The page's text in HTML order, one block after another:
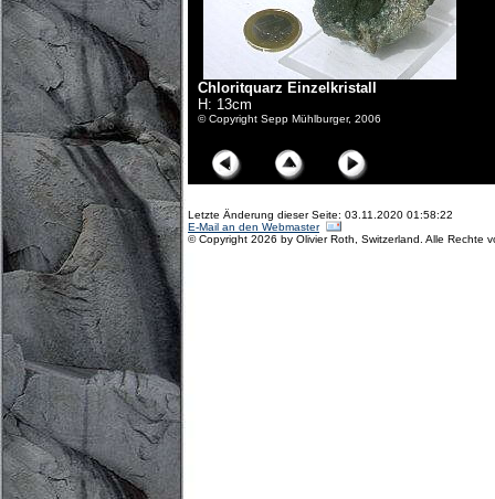
Chloritquarz Einzelkristall
H: 13cm
© Copyright Sepp Mühlburger, 2006
Letzte Änderung dieser Seite: 03.11.2020 01:58:22
E-Mail an den Webmaster
© Copyright 2026 by Olivier Roth, Switzerland. Alle Rechte